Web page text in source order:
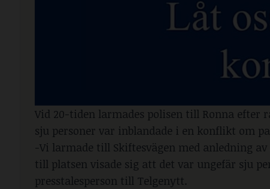
Vid 20-tiden larmades polisen till Ronna efter
sju personer var inblandade i en konflikt om
-Vi larmade till Skiftesvägen med anledning
till platsen visade sig att det var ungefär sju
presstalesperson till Telgenytt.